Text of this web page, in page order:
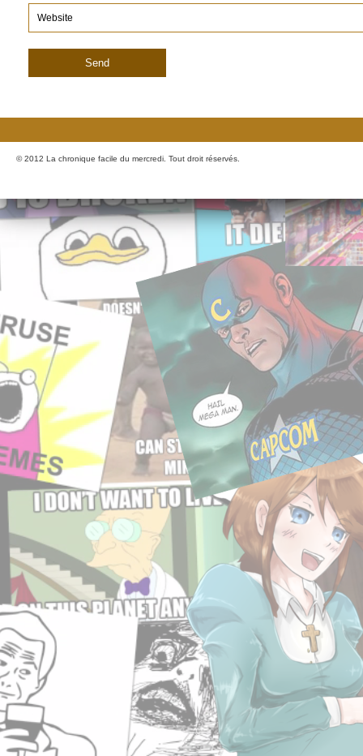
© 2012 La chronique facile du mercredi. Tout droit réservés.